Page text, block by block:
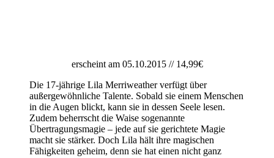
erscheint am 05.10.2015 // 14,99€
Die 17-jährige Lila Merriweather verfügt über
außergewöhnliche Talente. Sobald sie einem Menschen
in die Augen blickt, kann sie in dessen Seele lesen.
Zudem beherrscht die Waise sogenannte
Übertragungsmagie – jede auf sie gerichtete Magie
macht sie stärker. Doch Lila hält ihre magischen
Fähigkeiten geheim, denn sie hat einen nicht ganz